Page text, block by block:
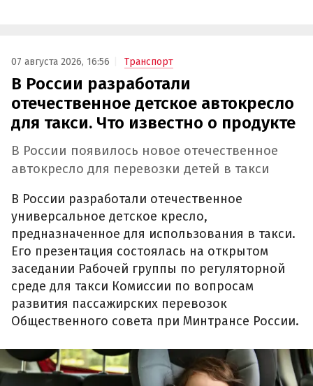
07 августа 2026, 16:56 Транспорт
В России разработали
отечественное детское автокресло
для такси. Что известно о продукте
В России появилось новое отечественное
автокресло для перевозки детей в такси
В России разработали отечественное
универсальное детское кресло,
предназначенное для использования в такси.
Его презентация состоялась на открытом
заседании Рабочей группы по регуляторной
среде для такси Комиссии по вопросам
развития пассажирских перевозок
Общественного совета при Минтрансе России.